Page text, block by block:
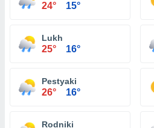
24° 15°
Lukh
25° 16°
Pestyaki
26° 16°
Rodniki